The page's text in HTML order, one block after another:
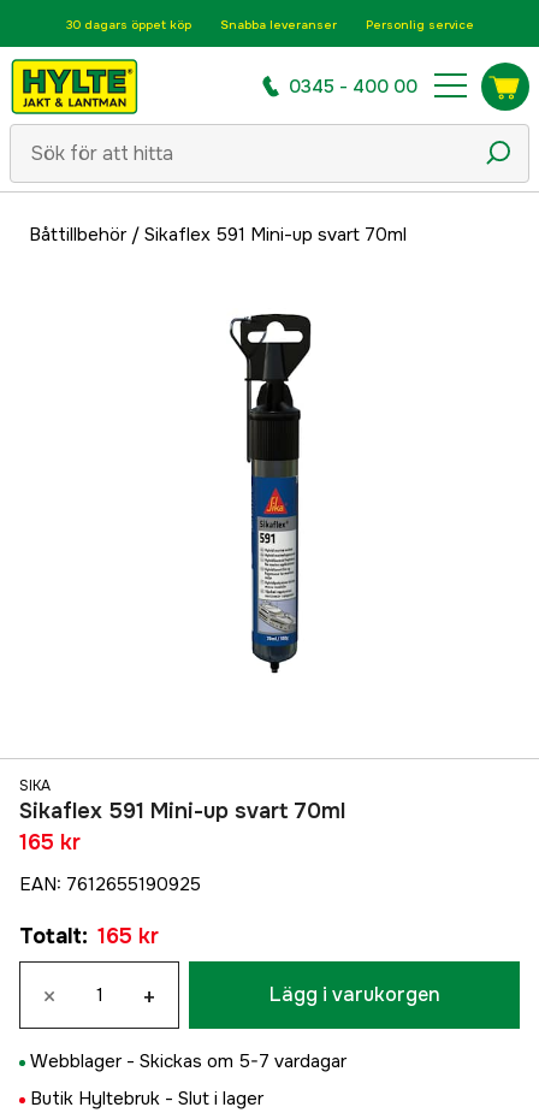
30 dagars öppet köp Snabba leveranser Personlig service
0345 - 400 00
Båttillbehör/ Sikaflex 591 Mini-up svart 70ml
SIKA
Sikaflex 591 Mini-up svart 70ml
165 kr
EAN: 7612655190925
Totalt: 165 kr
× + Lägg i varukorgen
Webblager - Skickas om 5-7 vardagar
Butik Hyltebruk - Slut i lager